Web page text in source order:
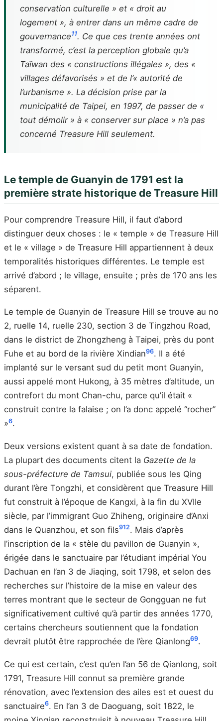
conservation culturelle » et « droit au
logement », à entrer dans un même cadre de
gouvernance11. Ce que ces trente années ont
transformé, c’est la perception globale qu’a
Taïwan des « constructions illégales », des «
villages défavorisés » et de l’« autorité de
l’urbanisme ». La décision prise par la
municipalité de Taipei, en 1997, de passer de «
tout démolir » à « conserver sur place » n’a pas
concerné Treasure Hill seulement.
Le temple de Guanyin de 1791 est la
première strate historique de Treasure Hill
Pour comprendre Treasure Hill, il faut d’abord
distinguer deux choses : le « temple » de Treasure Hill
et le « village » de Treasure Hill appartiennent à deux
temporalités historiques différentes. Le temple est
arrivé d’abord ; le village, ensuite ; près de 170 ans les
séparent.
Le temple de Guanyin de Treasure Hill se trouve au no
2, ruelle 14, ruelle 230, section 3 de Tingzhou Road,
dans le district de Zhongzheng à Taipei, près du pont
Fuhe et au bord de la rivière Xindian96. Il a été
implanté sur le versant sud du petit mont Guanyin,
aussi appelé mont Hukong, à 35 mètres d’altitude, un
contrefort du mont Chan-chu, parce qu’il était «
construit contre la falaise ; on l’a donc appelé “rocher”
»6.
Deux versions existent quant à sa date de fondation.
La plupart des documents citent la Gazette de la
sous-préfecture de Tamsui, publiée sous les Qing
durant l’ère Tongzhi, et considèrent que Treasure Hill
fut construit à l’époque de Kangxi, à la fin du XVIIe
siècle, par l’immigrant Guo Zhiheng, originaire d’Anxi
dans le Quanzhou, et son fils912. Mais d’après
l’inscription de la « stèle du pavillon de Guanyin »,
érigée dans le sanctuaire par l’étudiant impérial You
Dachuan en l’an 3 de Jiaqing, soit 1798, et selon des
recherches sur l’histoire de la mise en valeur des
terres montrant que le secteur de Gongguan ne fut
significativement cultivé qu’à partir des années 1770,
certains chercheurs soutiennent que la fondation
devrait plutôt être rapprochée de l’ère Qianlong69.
Ce qui est certain, c’est qu’en l’an 56 de Qianlong, soit
1791, Treasure Hill connut sa première grande
rénovation, avec l’extension des ailes est et ouest du
sanctuaire6. En l’an 3 de Daoguang, soit 1822, le